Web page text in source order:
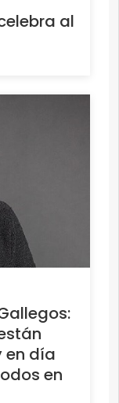
al
en día
en